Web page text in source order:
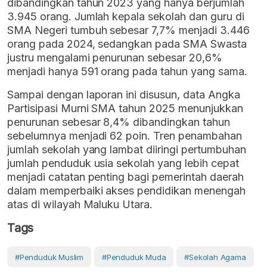
dibandingkan tahun 2023 yang hanya berjumlah
3.945 orang. Jumlah kepala sekolah dan guru di
SMA Negeri tumbuh sebesar 7,7% menjadi 3.446
orang pada 2024, sedangkan pada SMA Swasta
justru mengalami penurunan sebesar 20,6%
menjadi hanya 591 orang pada tahun yang sama.
Sampai dengan laporan ini disusun, data Angka
Partisipasi Murni SMA tahun 2025 menunjukkan
penurunan sebesar 8,4% dibandingkan tahun
sebelumnya menjadi 62 poin. Tren penambahan
jumlah sekolah yang lambat diiringi pertumbuhan
jumlah penduduk usia sekolah yang lebih cepat
menjadi catatan penting bagi pemerintah daerah
dalam memperbaiki akses pendidikan menengah
atas di wilayah Maluku Utara.
Tags
#penduduk Muslim #penduduk Muda #sekolah Agama